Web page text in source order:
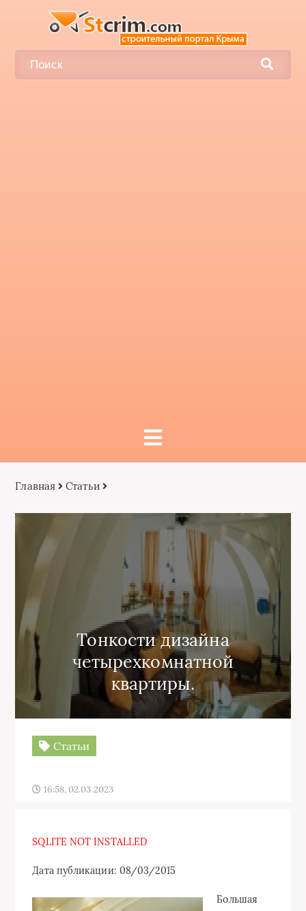
Главная Статьи
Тонкости дизайна
четырехкомнатной
квартиры.
Статьи
16:58, 02.03.2023
SQLITE NOT INSTALLED
Дата публикации: 08/03/2015
Большая